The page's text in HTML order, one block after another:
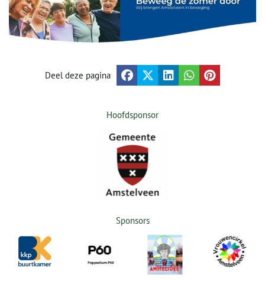
Deel deze pagina
Hoofdsponsor
Sponsors